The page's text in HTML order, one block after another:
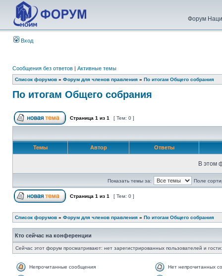
Форум
Вход
Сообщения без ответов | Активные темы
Список форумов » Форум для членов правления » По итогам Общего собрания
По итогам Общего собрания
Страница 1 из 1 [ Тем: 0 ]
Темы Автор Ответы
В этом
Показать темы за: Поле
Страница 1 из 1 [ Тем: 0 ]
Список форумов » Форум для членов правления » По итогам Общего собрания
Кто сейчас на конференции
Сейчас этот форум просматривают: нет зарегистрированных пользователей и
Непрочитанные сообщения Нет непрочитанных